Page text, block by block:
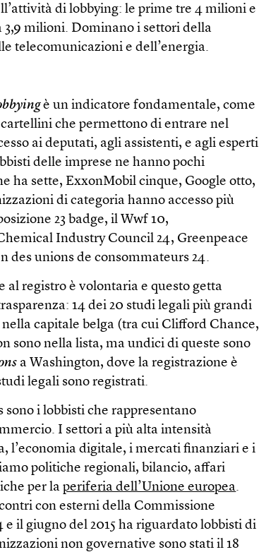
di lobbying: le prime tre 4 milioni e
3,9 milioni. Dominano i settori della
telecomunicazioni e dell’energia.
è un indicatore fondamentale, come
che permettono di entrare nel
ai deputati, agli assistenti, e agli esperti
delle imprese ne hanno pochi
ha sette, ExxonMobil cinque, Google otto,
di categoria hanno accesso più
23 badge, il Wwf 10,
Industry Council 24, Greenpeace
des unions de consommateurs 24.
al registro è volontaria e questo getta
14 dei 20 studi legali più grandi
capitale belga (tra cui Clifford Chance,
sono nella lista, ma undici di queste sono
a Washington, dove la registrazione è
legali sono registrati.
i lobbisti che rappresentano
I settori a più alta intensità
l’economia digitale, i mercati finanziari e i
politiche regionali, bilancio, affari
per laperiferia dell’Unione europea.
con esterni della Commissione
il giugno del 2015 ha riguardato lobbisti di
non governative sono stati il 18